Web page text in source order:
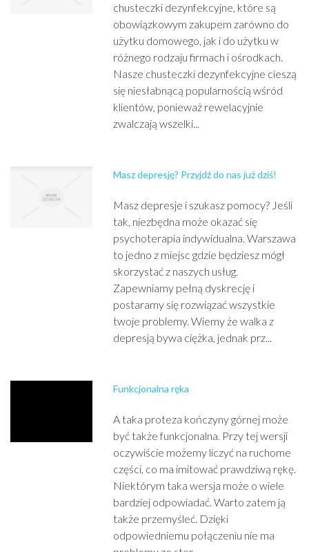
chusteczki dezynfekcyjne, które są
obowiązkowym zakupem zarówno do
użytku domowego, jak i do użytku w
różnego rodzaju firmach i ośrodkach.
Nasze chusteczki dezynfekcyjne cieszą
się niesłabnącą popularnością wśród
klientów, ponieważ rewelacyjnie
zwalczają wszelki...
Masz depresję? Przyjdź do nas już dziś!
Masz depresje i szukasz pomocy? Jeśli
tak, niezbędna może okazać się
psychoterapia indywidualna. Warszawa
to jedno z miejsc gdzie będziesz mógł
skorzystać z naszych usług.
Zapewniamy pełną dyskrecję i
postaramy się rozwiązać wszystkie
twoje problemy. Wiemy że walka z
depresją bywa ciężka, jednak prz...
Funkcjonalna ręka
A taka proteza kończyny górnej może
być także funkcjonalna. Przy tej wersji
oczywiście możemy liczyć na ruchome
części, co ma imitować prawdziwą rękę.
Niektórym taka wersja może o wiele
bardziej odpowiadać. Warto zatem ją
także przemyśleć. Dzięki
odpowiedniemu połączeniu nie ma